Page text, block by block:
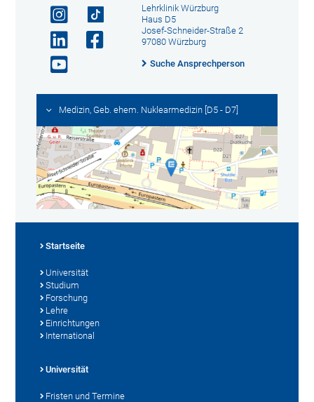
Lehrklinik Würzburg
Haus D5
Josef-Schneider-Straße 2
97080 Würzburg
Suche Ansprechperson
Medizin, Geb. ehem. Nuklearmedizin [D5 - D7]
Startseite
Universität
Studium
Forschung
Lehre
Einrichtungen
International
Universität
Fristen und Termine